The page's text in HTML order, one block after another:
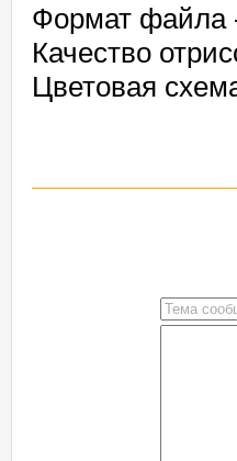
Формат файла
Качество
Цветовая